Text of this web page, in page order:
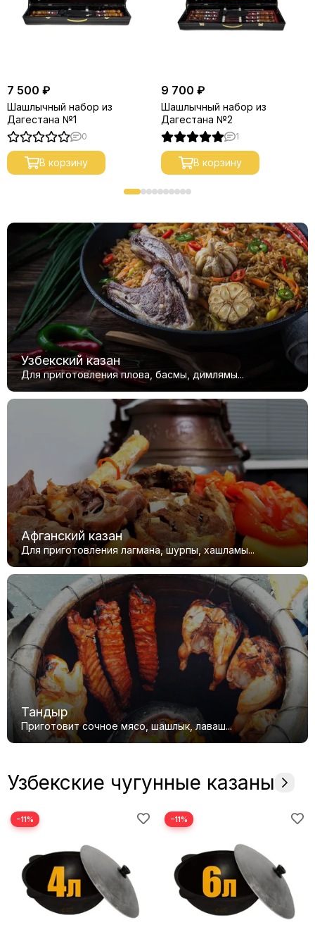
7 500 ₽
Шашлычный набор из
Дагестана №1
0
В корзину
9 700 ₽
Шашлычный набор из
Дагестана №2
1
В корзину
Узбекский казан
Для приготовления плова, басмы, димлямы...
Афганский казан
Для приготовления лагмана, шурпы, хашламы...
Тандыр
Приготовит сочное мясо, шашлык, лаваш...
Узбекские чугунные казаны
−11% −11%